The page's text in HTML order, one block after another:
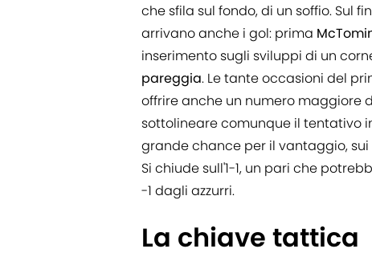
che sfila sul fondo, di un soffio. Sul
arrivano anche i gol: prima
inserimento sugli sviluppi di un
pareggia. Le tante occasioni del
offrire anche un numero maggiore
sottolineare comunque il tentativo
grande chance per il vantaggio,
Si chiude sull'1-1, un pari che
-1 dagli azzurri.
La chiave tattica